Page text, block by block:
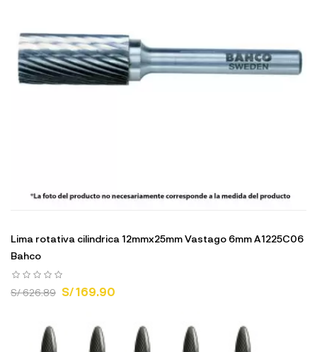
Lima rotativa cilindrica 12mmx25mm Vastago 6mm A1225C06
Bahco
S/ 626.89 S/ 169.90